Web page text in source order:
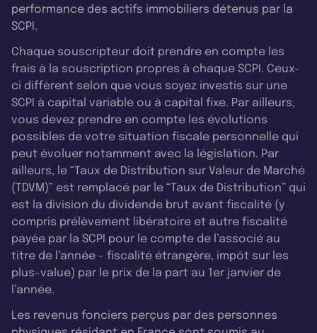
performance des actifs immobiliers détenus par la
SCPI.
Chaque souscripteur doit prendre en compte les
frais à la souscription propres à chaque SCPI. Ceux-
ci diffèrent selon que vous soyez investis sur une
SCPI à capital variable ou à capital fixe. Par ailleurs,
vous devez prendre en compte les évolutions
possibles de votre situation fiscale personnelle qui
peut évoluer notamment avec la législation. Par
ailleurs, le “Taux de Distribution sur Valeur de Marché
(TDVM)” est remplacé par le “Taux de Distribution” qui
est la division du dividende brut avant fiscalité (y
compris prélèvement libératoire et autre fiscalité
payée par la SCPI pour le compte de l’associé au
titre de l’année - fiscalité étrangère, impôt sur les
plus-value) par le prix de la part au 1er janvier de
l’année.
Les revenus fonciers perçus par des personnes